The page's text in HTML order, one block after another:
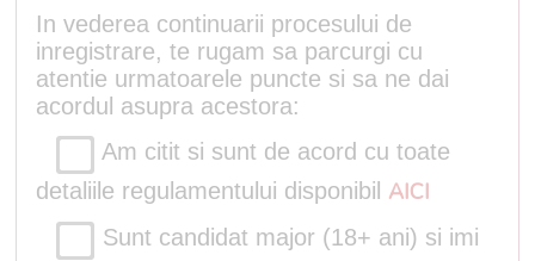
In vederea continuarii procesului de
inregistrare, te rugam sa parcurgi cu
atentie urmatoarele puncte si sa ne dai
acordul asupra acestora:
Am citit si sunt de acord cu toate
detaliile regulamentului disponibil AICI
Sunt candidat major (18+ ani) si imi